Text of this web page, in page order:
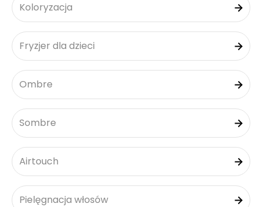
Koloryzacja
Fryzjer dla dzieci
Ombre
Sombre
Airtouch
Pielęgnacja włosów